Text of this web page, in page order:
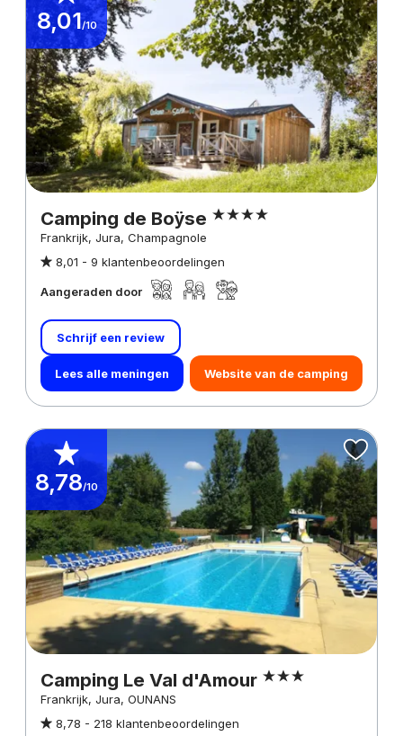
8,01/10
Camping de Boÿse
Frankrijk, Jura, Champagnole
8,01 - 9 klantenbeoordelingen
Aangeraden door
Schrijf een review
Lees alle meningen Website van de camping
8,78/10
Camping Le Val d'Amour
Frankrijk, Jura, OUNANS
8,78 - 218 klantenbeoordelingen